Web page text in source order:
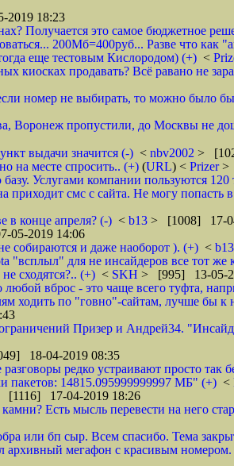
18:23
Получается это самое бюджетное
200Мб=400руб... Разве что как
еще тестовым Кислородом) (+) <
киосках продавать? Всё равано не
номер не выбирать, то можно было
Воронеж пропустили, до Москвы не
выдачи значится (-) < nbv2002 >
на месте спросить.. (+) (URL) < Prizer>
Услугами компании пользуются 120
смс с сайта. Не могу попасть
в конце апреля? (-) < b13 > [1008] 17-
2019 14:06
собираются и даже наоборот ). (+) < b13
"всплыл" для не инсайдеров все тот же
сходятся?.. (+) < SKH > [995] 13-05-
вброс - это чаще всего туфта,
ходить по "говно"-сайтам, лучше бы к
Призер и Андрей34.
18-04-2019 08:35
редко устраивают просто так
пакетов: 14815.095999999997 МБ" (+) <
[1116] 17-04-2019 18:26
Есть мысль перевести на него
или бп сыр. Всем спасибо. Тема
мегафон с красивым